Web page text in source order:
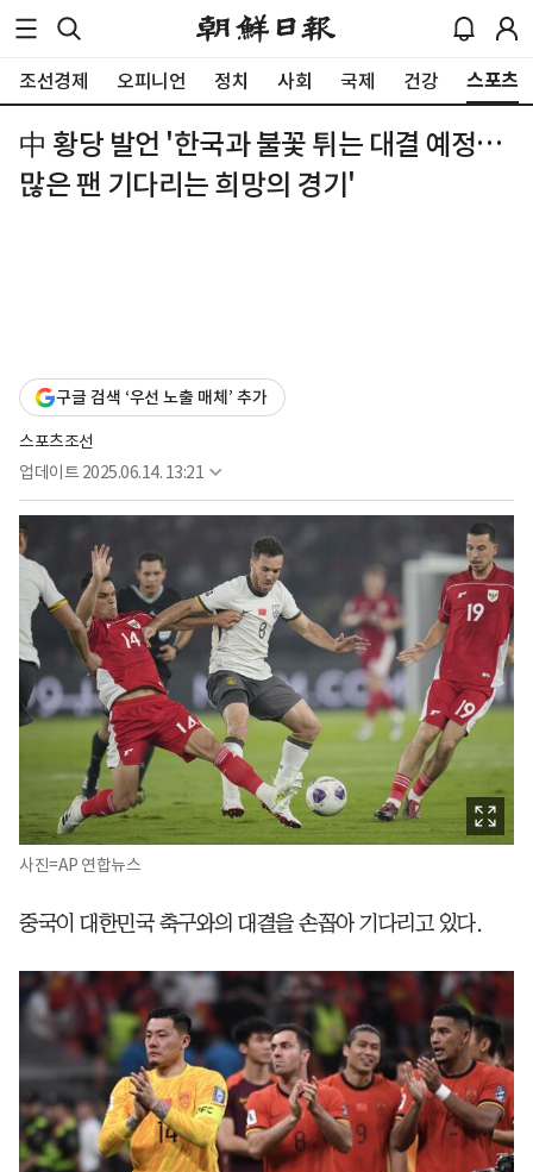
조선경제 오피니언 정치 사회 국제 건강 스포츠
中 황당 발언 '한국과 불꽃 튀는 대결 예정…
많은 팬 기다리는 희망의 경기'
구글 검색 ‘우선 노출 매체’ 추가
스포츠조선
업데이트 2025.06.14. 13:21
사진=AP 연합뉴스
중국이 대한민국 축구와의 대결을 손꼽아 기다리고 있다.